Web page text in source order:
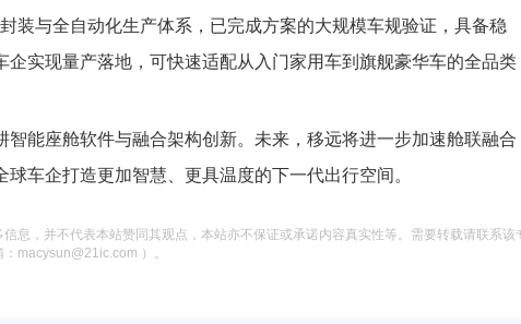
装与全自动化生产体系，已完成方案的大规模车规验证，具备稳
实现量产落地，可快速适配从入门家用车到旗舰豪华车的全品类
能座舱软件与融合架构创新。未来，移远将进一步加速舱联融合
车企打造更加智慧、更具温度的下一代出行空间。
息，并不代表本站赞同其观点，本站亦不保证或承诺内容真实性等。需要转载请联系该
macysun@21ic.com ）。